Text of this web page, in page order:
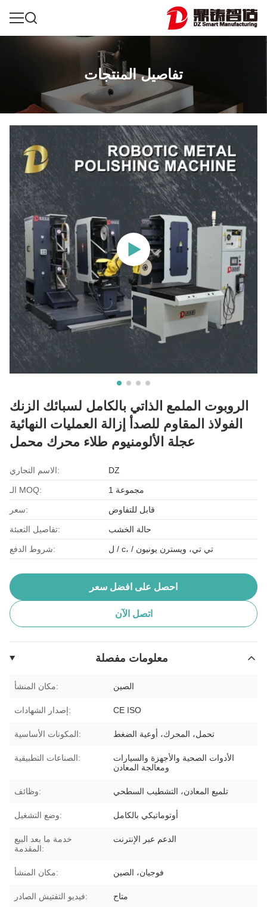
تفاصيل المنتجات
الروبوت الملمع الذاتي بالكامل لسبائك الزنك
الفولاذ المقاوم للصدأ إزالة العمليات النهائية
عجلة الألومنيوم طلاء محرك محمل
الاسم التجاري: DZ
الـ MOQ: 1 مجموعة
سعر: قابل للتفاوض
تفاصيل التعبئة: حالة الخشب
شروط الدفع: ل / c، / تي تي، ويسترن يونيون
احصل على افضل سعر
اتصل الآن
معلومات مفصلة
مكان المنشأ: الصين
إصدار الشهادات: CE ISO
المكونات الأساسية: تحمل، المحرك، أوعية الضغط
الصناعات التطبيقية:
الأدوات الصحية والأجهزة والسيارات
ومعالجة المعادن
وظائف: تلميع المعادن، التشطيب السطحي
وضع التشغيل: أوتوماتيكي بالكامل
خدمة ما بعد البيع
المقدمة:
الدعم عبر الإنترنت
مكان المنشأ: فوجيان، الصين
فيديو التفتيش الصادر: متاح